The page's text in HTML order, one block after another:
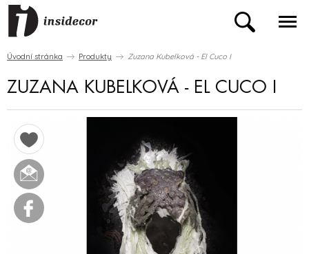
Úvodní stránka Produkty Zuzana Kubelková - El Cuco I
ZUZANA KUBELKOVÁ - EL CUCO I